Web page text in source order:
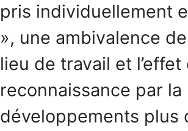
pris individuellement
», une ambivalence
lieu de travail et
reconnaissance par
développements plus